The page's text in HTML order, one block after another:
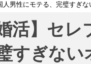
人男性にモテる、完璧すぎ
活】セ
すぎない